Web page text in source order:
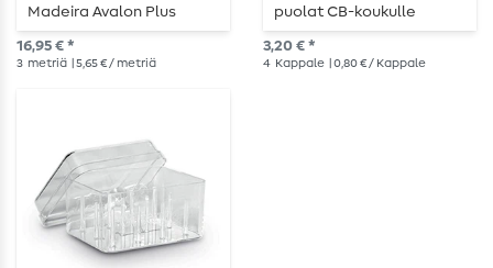
Madeira Avalon Plus
16,95 € *
3 metriä | 5,65 € / metriä
puolat CB-koukulle
20.5mm
3,20 € *
4 Kappale | 0,80 € / Kappale